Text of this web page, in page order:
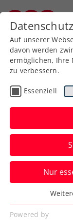
News filtern
Auf unserer
davon werden
ermöglichen, Ihre
zu verbessern.
Essenziell
Nur
Essenziell
Essenzielle
Powered by